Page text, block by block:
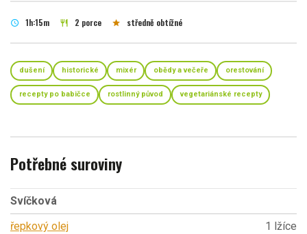
schedule 1h:15m restaurant 2 porce star středně obtížné
dušení historické mixér obědy a večeře orestování
recepty po babičce rostlinný původ vegetariánské recepty
Potřebné suroviny
Svíčková
řepkový olej
1 lžíce